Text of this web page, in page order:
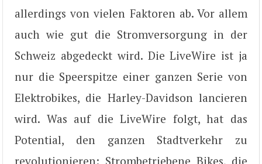
allerdings von vielen Faktoren ab. Vor allem
auch wie gut die Stromversorgung in der
Schweiz abgedeckt wird. Die LiveWire ist ja
nur die Speerspitze einer ganzen Serie von
Elektrobikes, die Harley-Davidson lancieren
wird. Was auf die LiveWire folgt, hat das
Potential, den ganzen Stadtverkehr zu
revolutionieren: Strombetriebene Bikes, die